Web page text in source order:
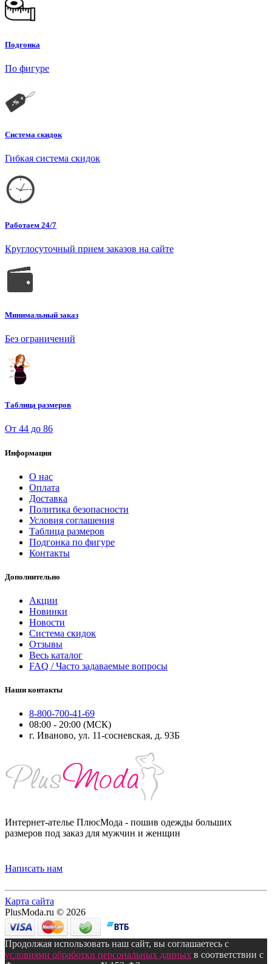
Подгонка
По фигуре
Система скидок
Гибкая система скидок
Работаем 24/7
Круглосуточный прием заказов на сайте
Минимальный заказ
Без ограничений
Таблица размеров
От 44 до 86
Информация
О нас
Оплата
Доставка
Политика безопасности
Условия соглашения
Таблица размеров
Подгонка по фигуре
Контакты
Дополнительно
Акции
Новинки
Новости
Система скидок
Отзывы
Весь каталог
FAQ / Часто задаваемые вопросы
Наши контакты
8-800-700-41-69
08:00 - 20:00 (МСК)
г. Иваново, ул. 11-сосневская, д. 93Б
Интернет-ателье ПлюсМода - пошив одежды больших
размеров под заказ для мужчин и женщин
Написать нам
Карта сайта
PlusModa.ru © 2026
Продолжая использовать наш сайт, вы соглашаетесь с
условиями обработки персональных данных в соответствии с